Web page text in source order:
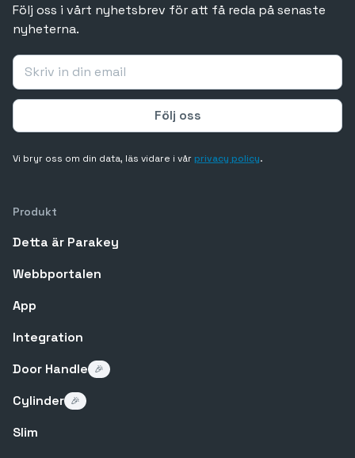
Följ oss i vårt nyhetsbrev för att få reda på senaste
nyheterna.
Vi bryr oss om din data, läs vidare i vårprivacy policy.
Produkt
Detta är Parakey
Webbportalen
App
Integration
Door Handle
🎉
Cylinder 🎉
Slim